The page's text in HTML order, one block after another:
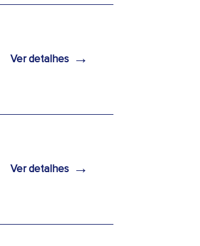
Ver detalhes →
Ver detalhes →